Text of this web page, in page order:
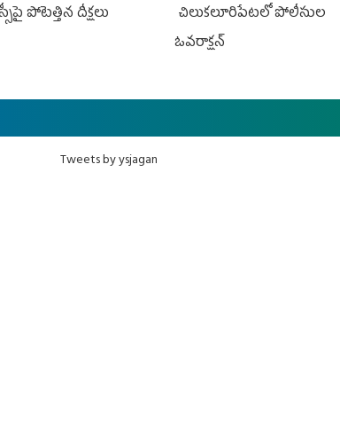
పోటెత్తిన దీక్షలు
చిలుక‌లూరిపేట‌లో పోలీసుల
ఓవ‌రాక్ష‌న్‌
Tweets by ysjagan